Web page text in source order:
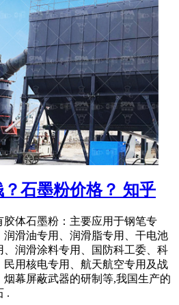
石墨粉价格？ 知乎
胶体石墨粉：主要应用于钢笔专
润滑油专用、润滑脂专用、干电池
、润滑涂料专用、国防科工委、科
民用核电专用、航天航空专用及战
幕屏蔽武器的研制等,我国生产的
.